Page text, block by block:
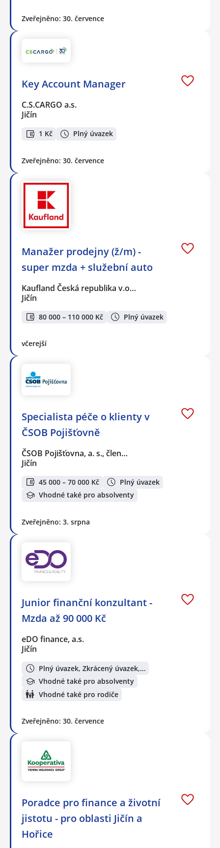
Zveřejněno: 30. července
Key Account Manager
C.S.CARGO a.s.
Jičín
1 Kč Plný úvazek
Zveřejněno: 30. července
Manažer prodejny (ž/m) -
super mzda + služební auto
Kaufland Česká republika v.o…
Jičín
80 000 – 110 000 Kč Plný úvazek
včerejší
Specialista péče o klienty v
ČSOB Pojišťovně
ČSOB Pojišťovna, a. s., člen…
Jičín
45 000 – 70 000 Kč
Plný úvazek
Vhodné také pro absolventy
Zveřejněno: 3. srpna
Junior finanční konzultant -
Mzda až 90 000 Kč
eDO finance, a.s.
Jičín
Plný úvazek, Zkrácený úvazek,…
Vhodné také pro absolventy
Vhodné také pro rodiče
Zveřejněno: 30. července
Poradce pro finance a životní
jistotu - pro oblasti Jičín a
Hořice